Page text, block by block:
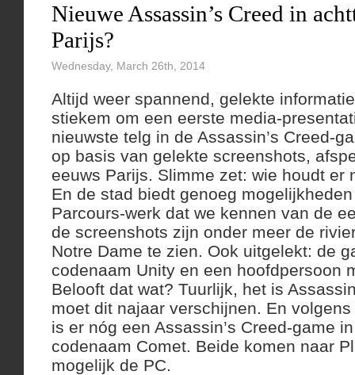
Nieuwe Assassin’s Creed in
Parijs?
Wednesday, March 26th, 2014
Altijd weer spannend, gelekte
stiekem om een eerste media-
nieuwste telg in de Assassin’s Creed-
op basis van gelekte screenshots,
eeuws Parijs. Slimme zet: wie houdt er
En de stad biedt genoeg
Parcours-werk dat we kennen van de
de screenshots zijn onder meer de
Notre Dame te zien. Ook uitgelekt: de
codenaam Unity en een hoofdpersoon
Belooft dat wat? Tuurlijk, het is
moet dit najaar verschijnen. En
is er nóg een Assassin’s Creed-game
codenaam Comet. Beide komen naar
mogelijk de PC.